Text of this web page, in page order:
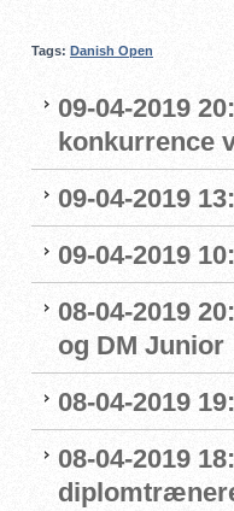
Tags: Danish Open
09-04-2019
konkurrence
09-04-2019
09-04-2019
08-04-2019
og DM Junior
08-04-2019
08-04-2019